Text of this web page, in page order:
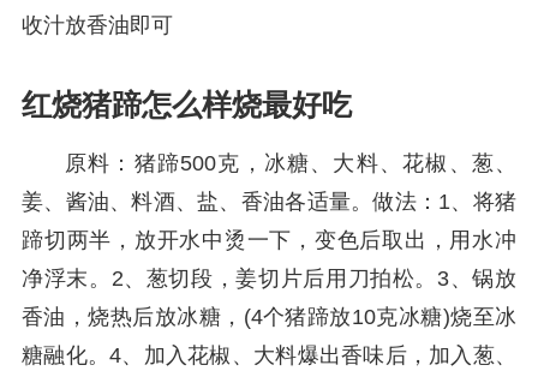
收汁放香油即可
红烧猪蹄怎么样烧最好吃
原料：猪蹄500克，冰糖、大料、花椒、葱、
姜、酱油、料酒、盐、香油各适量。做法：1、将猪
蹄切两半，放开水中烫一下，变色后取出，用水冲
净浮末。2、葱切段，姜切片后用刀拍松。3、锅放
香油，烧热后放冰糖，(4个猪蹄放10克冰糖)烧至冰
糖融化。4、加入花椒、大料爆出香味后，加入葱、